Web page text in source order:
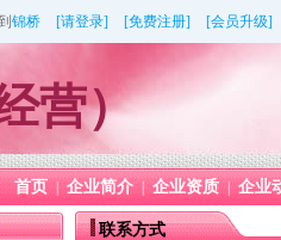
锦桥 [请登录] [免费注册] [会员升级]
营）
首页 企业简介 | 企业资质 企业
联系方式